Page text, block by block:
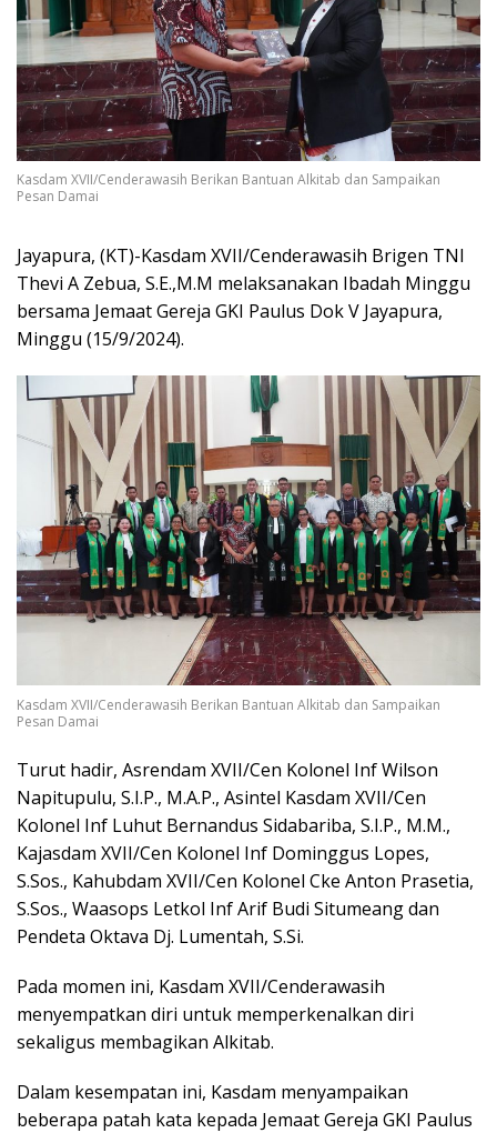
Kasdam XVII/Cenderawasih Berikan Bantuan Alkitab dan Sampaikan
Pesan Damai
Jayapura, (KT)-Kasdam XVII/Cenderawasih Brigen TNI
Thevi A Zebua, S.E.,M.M melaksanakan Ibadah Minggu
bersama Jemaat Gereja GKI Paulus Dok V Jayapura,
Minggu (15/9/2024).
Kasdam XVII/Cenderawasih Berikan Bantuan Alkitab dan Sampaikan
Pesan Damai
Turut hadir, Asrendam XVII/Cen Kolonel Inf Wilson
Napitupulu, S.I.P., M.A.P., Asintel Kasdam XVII/Cen
Kolonel Inf Luhut Bernandus Sidabariba, S.I.P., M.M.,
Kajasdam XVII/Cen Kolonel Inf Dominggus Lopes,
S.Sos., Kahubdam XVII/Cen Kolonel Cke Anton Prasetia,
S.Sos., Waasops Letkol Inf Arif Budi Situmeang dan
Pendeta Oktava Dj. Lumentah, S.Si.
Pada momen ini, Kasdam XVII/Cenderawasih
menyempatkan diri untuk memperkenalkan diri
sekaligus membagikan Alkitab.
Dalam kesempatan ini, Kasdam menyampaikan
beberapa patah kata kepada Jemaat Gereja GKI Paulus